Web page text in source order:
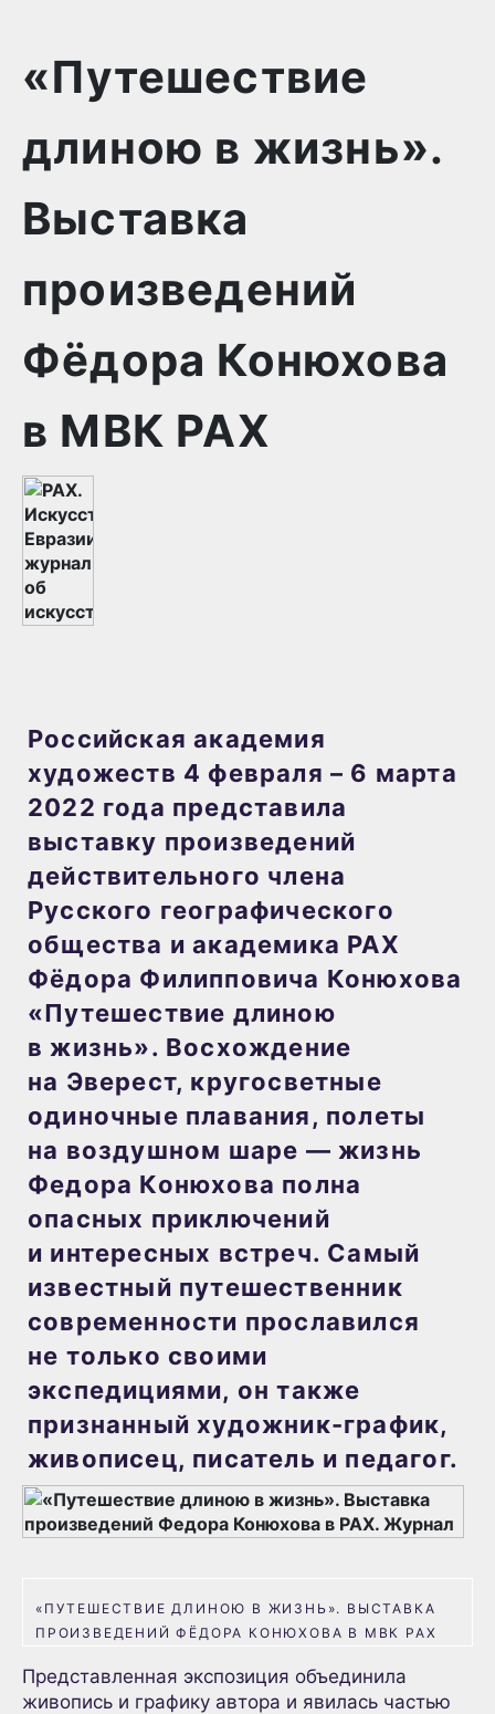
«Путешествие
длиною в жизнь».
Выставка
произведений
Фёдора Конюхова
в МВК РАХ
Российская академия
художеств 4 февраля – 6 марта
2022 года представила
выставку произведений
действительного члена
Русского географического
общества и академика РАХ
Фёдора Филипповича Конюхова
«Путешествие длиною
в жизнь». Восхождение
на Эверест, кругосветные
одиночные плавания, полеты
на воздушном шаре — жизнь
Федора Конюхова полна
опасных приключений
и интересных встреч. Самый
известный путешественник
современности прославился
не только своими
экспедициями, он также
признанный художник-график,
живописец, писатель и педагог.
«ПУТЕШЕСТВИЕ ДЛИНОЮ В ЖИЗНЬ». ВЫСТАВКА
ПРОИЗВЕДЕНИЙ ФЁДОРА КОНЮХОВА В МВК РАХ
Представленная экспозиция объединила
живопись и графику автора и явилась частью